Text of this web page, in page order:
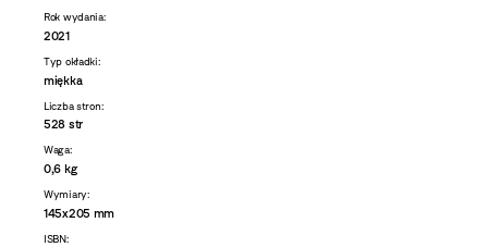
Rok wydania:
2021
Typ okładki:
miękka
Liczba stron:
528 str
Waga:
0,6 kg
Wymiary:
145x205 mm
ISBN: